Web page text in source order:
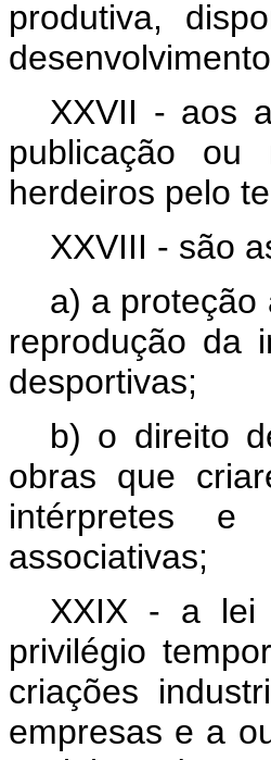
produtiva,
XXVII - aos
publicação ou
herdeiros pelo
XXVIII - são
a) a proteção
reprodução da
desportivas;
b) o direito
obras que
intérpretes e
associativas;
XXIX - a lei
privilégio
criações
empresas e a